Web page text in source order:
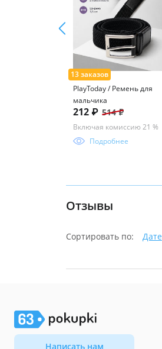
PlayToday / Ремень для
мальчика
212 ₽ 514 ₽
Включая комиссию 21 %
Подробнее
Отзывы
Сортировать по: Дате
Написать нам